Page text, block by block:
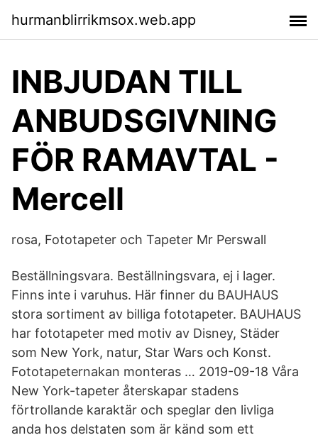
hurmanblirrikmsox.web.app
INBJUDAN TILL
ANBUDSGIVNING
FÖR RAMAVTAL -
Mercell
rosa, Fototapeter och Tapeter Mr Perswall
Beställningsvara. Beställningsvara, ej i lager.
Finns inte i varuhus. Här finner du BAUHAUS
stora sortiment av billiga fototapeter. BAUHAUS
har fototapeter med motiv av Disney, Städer
som New York, natur, Star Wars och Konst.
Fototapeternakan monteras … 2019-09-18 Våra
New York-tapeter återskapar stadens
förtrollande karaktär och speglar den livliga
anda hos delstaten som är känd som ett